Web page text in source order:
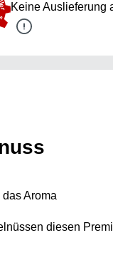
Keine Auslieferung
Aroma
diesen